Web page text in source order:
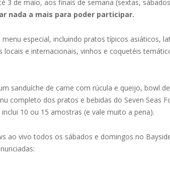
3 de maio, aos finais de semana (sextas,
nada a mais para poder participar.
especial, incluindo pratos típicos asiáticos,
e internacionais, vinhos e coquetéis
sanduíche de carne com rúcula e queijo, bowl
completo dos pratos e bebidas do Seven Seas
10 ou 15 amostras (e vale muito a pena).
ao vivo todos os sábados e domingos no